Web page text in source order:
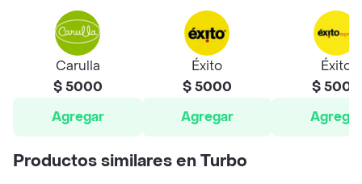
Carulla
$ 5000
Agregar
Éxito
$ 5000
Agregar
Éxito
$ 5000
Agregar
Productos similares en Turbo